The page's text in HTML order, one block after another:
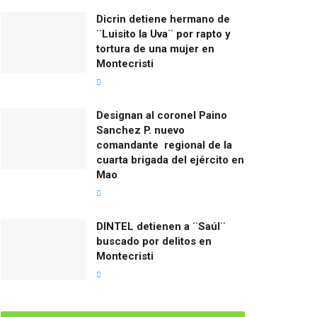
Dicrin detiene hermano de
¨Luisito la Uva¨ por rapto y
tortura de una mujer en
Montecristi
Designan al coronel Paino
Sanchez P. nuevo
comandante regional de la
cuarta brigada del ejército en
Mao
DINTEL detienen a ¨Saúl¨
buscado por delitos en
Montecristi